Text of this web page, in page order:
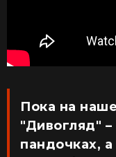
Пока на
"Дивогляд" –
пандочках,